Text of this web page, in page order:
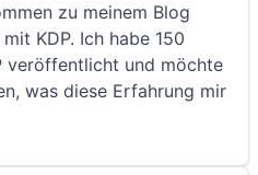
zu meinem Blog
KDP. Ich habe 150
veröffentlicht und möchte
was diese Erfahrung mir